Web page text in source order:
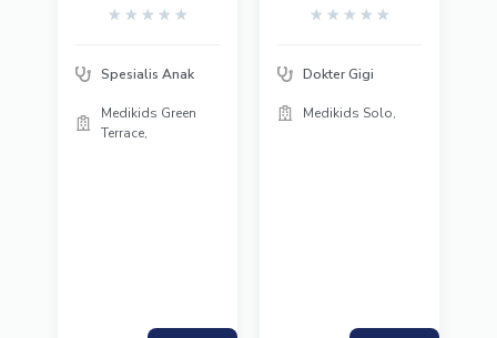
★ ★ ★ ★ ★
Spesialis Anak
Medikids Green
Terrace,
★ ★ ★ ★ ★
Dokter Gigi
Medikids Solo,